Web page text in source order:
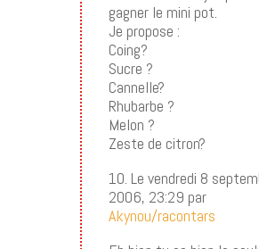
gagner le mini pot.
Je propose :
Coing?
Sucre ?
Cannelle?
Rhubarbe ?
Melon ?
Zeste de citron?
10. Le vendredi 8
2006, 23:29 par
Akynou/racontars